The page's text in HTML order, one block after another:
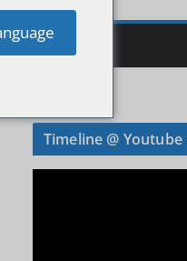
Timeline @ Youtube